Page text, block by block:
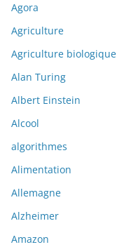
Agora
Agriculture
Agriculture biologique
Alan Turing
Albert Einstein
Alcool
algorithmes
Alimentation
Allemagne
Alzheimer
Amazon